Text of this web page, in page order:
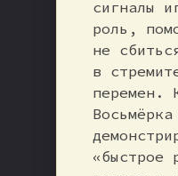
сигналы
роль,
не
в
перемен.
«быстрое